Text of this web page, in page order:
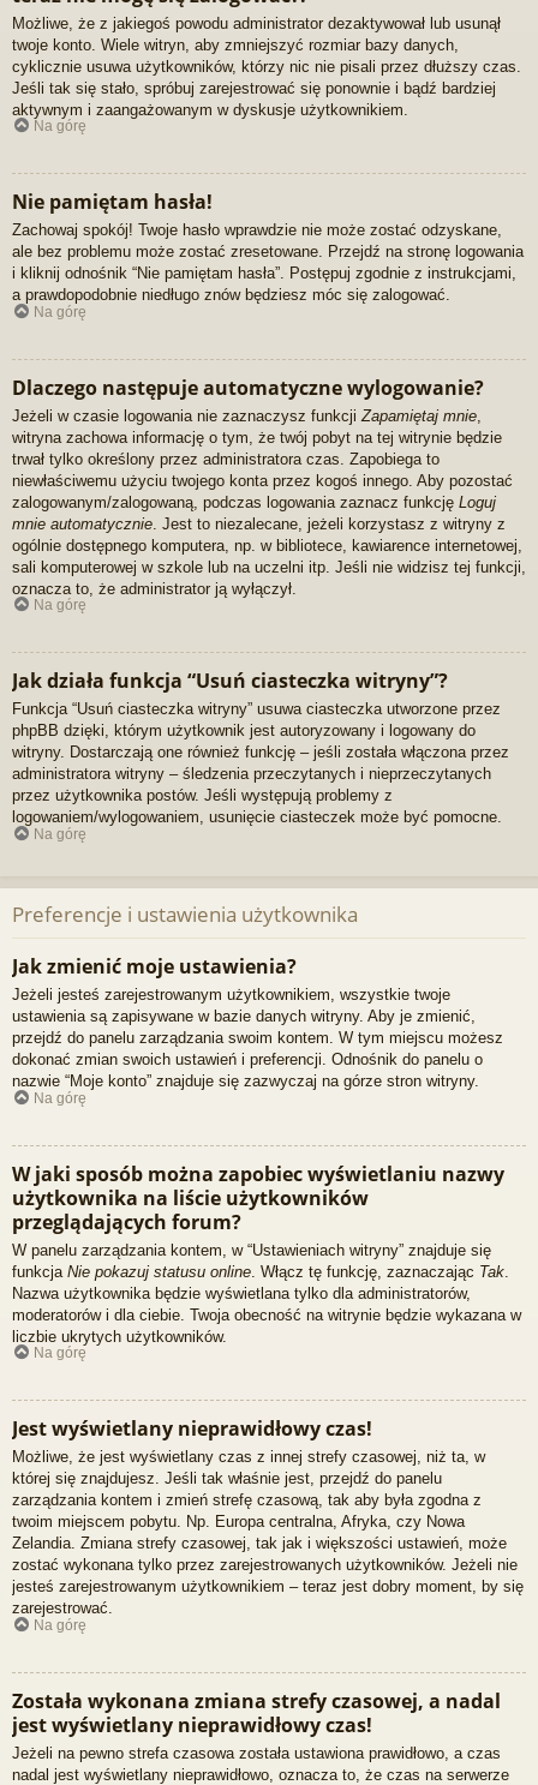
Możliwe, że z jakiegoś powodu administrator dezaktywował lub usunął
twoje konto. Wiele witryn, aby zmniejszyć rozmiar bazy danych,
cyklicznie usuwa użytkowników, którzy nic nie pisali przez dłuższy czas.
Jeśli tak się stało, spróbuj zarejestrować się ponownie i bądź bardziej
aktywnym i zaangażowanym w dyskusje użytkownikiem.
Na górę
Nie pamiętam hasła!
Zachowaj spokój! Twoje hasło wprawdzie nie może zostać odzyskane,
ale bez problemu może zostać zresetowane. Przejdź na stronę logowania
i kliknij odnośnik “Nie pamiętam hasła”. Postępuj zgodnie z instrukcjami,
a prawdopodobnie niedługo znów będziesz móc się zalogować.
Na górę
Dlaczego następuje automatyczne wylogowanie?
Jeżeli w czasie logowania nie zaznaczysz funkcji Zapamiętaj mnie
witryna zachowa informację o tym, że twój pobyt na tej witrynie będzie
trwał tylko określony przez administratora czas. Zapobiega to
niewłaściwemu użyciu twojego konta przez kogoś innego. Aby pozostać
zalogowanym/zalogowaną, podczas logowania zaznacz funkcję Loguj
mnie automatycznie . Jest to niezalecane, jeżeli korzystasz z witryny z
ogólnie dostępnego komputera, np. w bibliotece, kawiarence internetowej,
sali komputerowej w szkole lub na uczelni itp. Jeśli nie widzisz tej funkcji,
oznacza to, że administrator ją wyłączył.
Na górę
Jak działa funkcja “Usuń ciasteczka witryny”?
Funkcja “Usuń ciasteczka witryny” usuwa ciasteczka utworzone przez
phpBB dzięki, którym użytkownik jest autoryzowany i logowany do
witryny. Dostarczają one również funkcję – jeśli została włączona przez
administratora witryny – śledzenia przeczytanych i nieprzeczytanych
przez użytkownika postów. Jeśli występują problemy z
logowaniem/wylogowaniem, usunięcie ciasteczek może być pomocne.
Na górę
Preferencje i ustawienia użytkownika
Jak zmienić moje ustawienia?
Jeżeli jesteś zarejestrowanym użytkownikiem, wszystkie twoje
ustawienia są zapisywane w bazie danych witryny. Aby je zmienić,
przejdź do panelu zarządzania swoim kontem. W tym miejscu możesz
dokonać zmian swoich ustawień i preferencji. Odnośnik do panelu o
nazwie “Moje konto” znajduje się zazwyczaj na górze stron witryny.
Na górę
W jaki sposób można zapobiec wyświetlaniu nazwy
użytkownika na liście użytkowników
przeglądających forum?
W panelu zarządzania kontem, w “Ustawieniach witryny” znajduje się
funkcja Nie pokazuj statusu online . Włącz tę funkcję, zaznaczając Tak
Nazwa użytkownika będzie wyświetlana tylko dla administratorów,
moderatorów i dla ciebie. Twoja obecność na witrynie będzie wykazana w
liczbie ukrytych użytkowników.
Na górę
Jest wyświetlany nieprawidłowy czas!
Możliwe, że jest wyświetlany czas z innej strefy czasowej, niż ta, w
której się znajdujesz. Jeśli tak właśnie jest, przejdź do panelu
zarządzania kontem i zmień strefę czasową, tak aby była zgodna z
twoim miejscem pobytu. Np. Europa centralna, Afryka, czy Nowa
Zelandia. Zmiana strefy czasowej, tak jak i większości ustawień, może
zostać wykonana tylko przez zarejestrowanych użytkowników. Jeżeli nie
jesteś zarejestrowanym użytkownikiem – teraz jest dobry moment, by się
zarejestrować.
Na górę
Została wykonana zmiana strefy czasowej, a nadal
jest wyświetlany nieprawidłowy czas!
Jeżeli na pewno strefa czasowa została ustawiona prawidłowo, a czas
nadal jest wyświetlany nieprawidłowo, oznacza to, że czas na serwerze